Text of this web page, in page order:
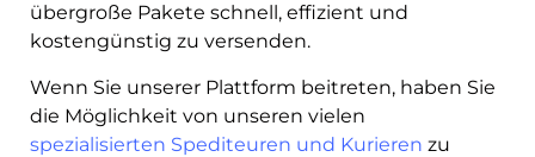
Deutsch
Einloggen
übergroße Pakete schnell, effizient und
kostengünstig zu versenden.
Wenn Sie unserer Plattform beitreten, haben Sie
die Möglichkeit von unseren vielen
spezialisierten Spediteuren und Kurieren zu